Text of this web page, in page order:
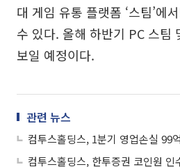
대 게임 유통 플랫폼 ‘스팀’에
수 있다. 올해 하반기 PC 스팀
보일 예정이다.
관련 뉴스
컴투스홀딩스, 한투증권 코인원